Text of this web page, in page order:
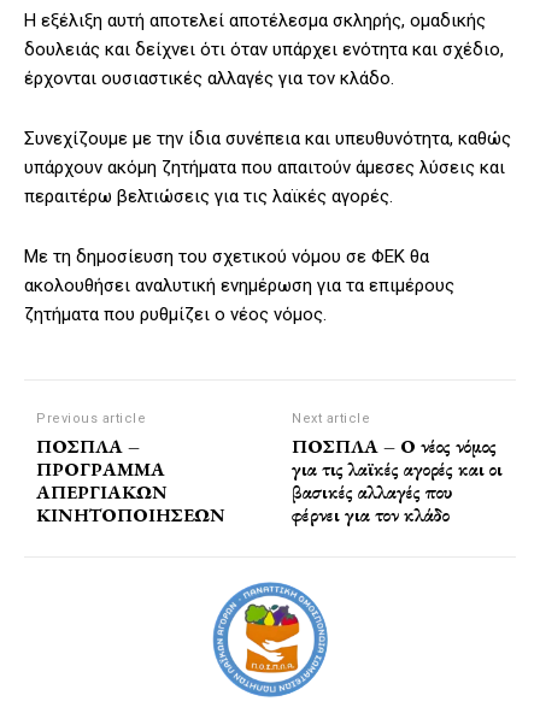
Η εξέλιξη αυτή αποτελεί αποτέλεσμα σκληρής, ομαδικής
δουλειάς και δείχνει ότι όταν υπάρχει ενότητα και σχέδιο,
έρχονται ουσιαστικές αλλαγές για τον κλάδο.
Συνεχίζουμε με την ίδια συνέπεια και υπευθυνότητα, καθώς
υπάρχουν ακόμη ζητήματα που απαιτούν άμεσες λύσεις και
περαιτέρω βελτιώσεις για τις λαϊκές αγορές.
Με τη δημοσίευση του σχετικού νόμου σε ΦΕΚ θα
ακολουθήσει αναλυτική ενημέρωση για τα επιμέρους
ζητήματα που ρυθμίζει ο νέος νόμος.
Previous article
ΠΟΣΠΛΑ –
ΠΡΟΓΡΑΜΜΑ
ΑΠΕΡΓΙΑΚΩΝ
ΚΙΝΗΤΟΠΟΙΗΣΕΩΝ
Next article
ΠΟΣΠΛΑ – Ο νέος νόμος
για τις λαϊκές αγορές και οι
βασικές αλλαγές που
φέρνει για τον κλάδο